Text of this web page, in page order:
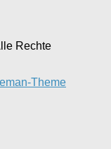
Rechte
Theme